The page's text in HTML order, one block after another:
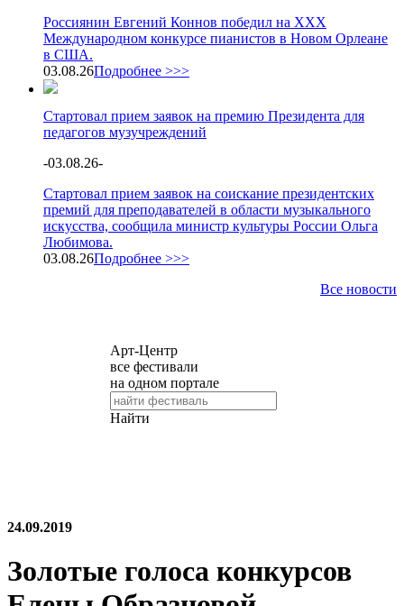
Россиянин Евгений Коннов победил на XXX
Международном конкурсе пианистов в Новом Орлеане
в США.
03.08.26Подробнее >>>
Стартовал прием заявок на премию Президента для
педагогов музучреждений
-03.08.26-
Стартовал прием заявок на соискание президентских
премий для преподавателей в области музыкального
искусства, сообщила министр культуры России Ольга
Любимова.
03.08.26Подробнее >>>
Все новости
24.09.2019
Золотые голоса конкурсов